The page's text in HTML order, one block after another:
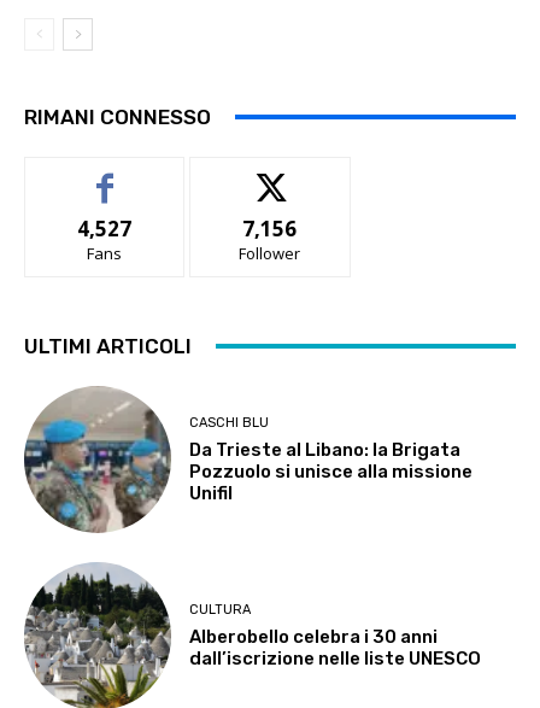
RIMANI CONNESSO
4,527
Fans
7,156
Follower
ULTIMI ARTICOLI
CASCHI BLU
Da Trieste al Libano: la Brigata
Pozzuolo si unisce alla missione
Unifil
CULTURA
Alberobello celebra i 30 anni
dall’iscrizione nelle liste UNESCO